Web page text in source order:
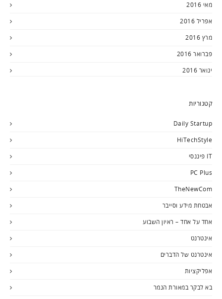
מאי 2016
אפריל 2016
מרץ 2016
פברואר 2016
ינואר 2016
קטגוריות
Daily Startup
HiTechStyle
IT פיננסי
PC Plus
TheNewCom
אבטחת מידע וסייבר
אחד על אחד – ראיון השבוע
אינטרנט
אינטרנט של הדברים
אפליקציות
בא לבקר במאורת הנמר